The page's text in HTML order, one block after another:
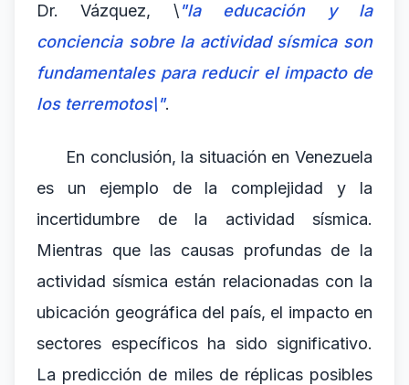
Dr. Vázquez, \"la educación y la
conciencia sobre la actividad sísmica son
fundamentales para reducir el impacto de
los terremotos\".
En conclusión, la situación en Venezuela
es un ejemplo de la complejidad y la
incertidumbre de la actividad sísmica.
Mientras que las causas profundas de la
actividad sísmica están relacionadas con la
ubicación geográfica del país, el impacto en
sectores específicos ha sido significativo.
La predicción de miles de réplicas posibles